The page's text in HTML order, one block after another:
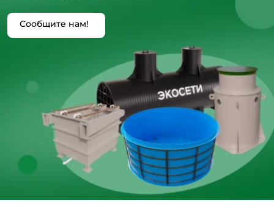
Сообщите нам!